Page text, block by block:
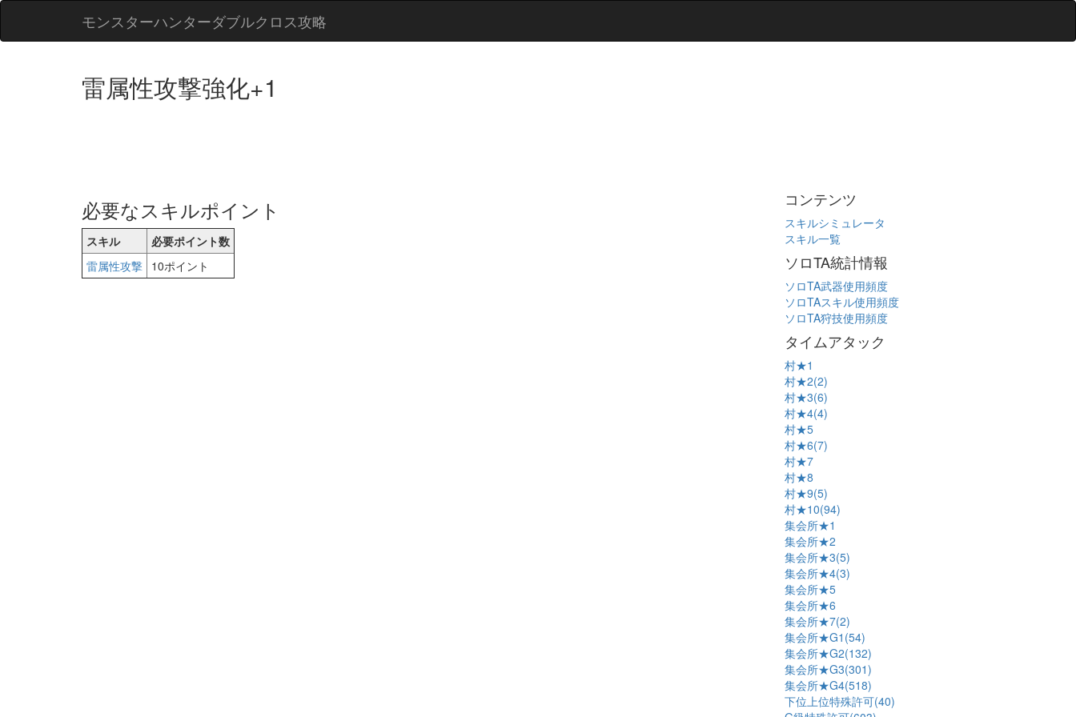
モンスターハンターダブルクロス攻略
雷属性攻撃強化+1
必要なスキルポイント
スキル
必要ポイント数
雷属性攻撃 10ポイント
コンテンツ
スキルシミュレータ
スキル一覧
ソロTA統計情報
ソロTA武器使用頻度
ソロTAスキル使用頻度
ソロTA狩技使用頻度
タイムアタック
村★1
村★2(2)
村★3(6)
村★4(4)
村★5
村★6(7)
村★7
村★8
村★9(5)
村★10(94)
集会所★1
集会所★2
集会所★3(5)
集会所★4(3)
集会所★5
集会所★6
集会所★7(2)
集会所★G1(54)
集会所★G2(132)
集会所★G3(301)
集会所★G4(518)
下位上位特殊許可(40)